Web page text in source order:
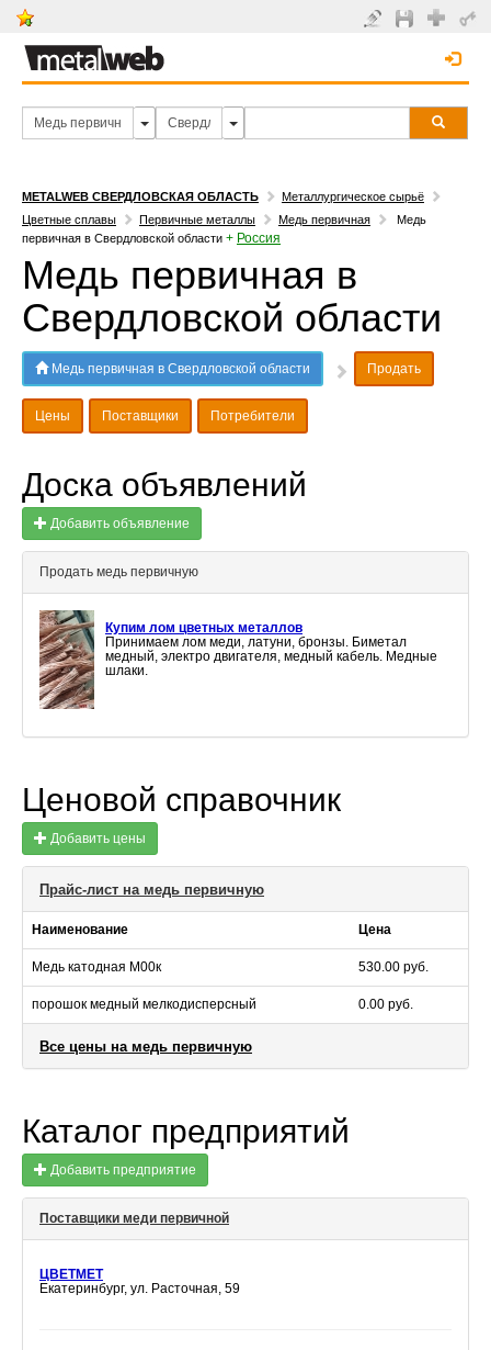
METALWEB СВЕРДЛОВСКАЯ ОБЛАСТЬ
Металлургическое сырьё
Цветные сплавы
Первичные металлы Медь первичная
Медь
первичная в Свердловской области + Россия
Медь первичная в
Свердловской области
Медь первичная в Свердловской области Продать
Цены Поставщики Потребители
Доска объявлений
Добавить объявление
Продать медь первичную
Купим лом цветных металлов
Принимаем лом меди, латуни, бронзы. Биметал
медный, электро двигателя, медный кабель. Медные
шлаки.
Ценовой справочник
Добавить цены
Прайс-лист на медь первичную
Наименование Цена
Медь катодная М00к 530.00 руб.
порошок медный мелкодисперсный 0.00 руб.
Все цены на медь первичную
Каталог предприятий
Добавить предприятие
Поставщики меди первичной
ЦВЕТМЕТ
Екатеринбург, ул. Расточная, 59